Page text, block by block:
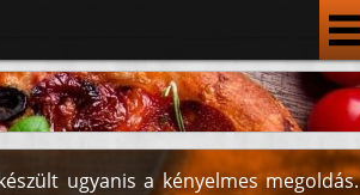
ugyanis a kényelmes megoldás.